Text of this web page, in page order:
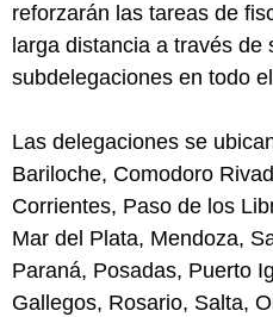
reforzarán las tareas de
larga distancia a través
subdelegaciones en todo
Las delegaciones se
Bariloche, Comodoro
Corrientes, Paso de los
Mar del Plata, Mendoza,
Paraná, Posadas, Puerto
Gallegos, Rosario, Salta,